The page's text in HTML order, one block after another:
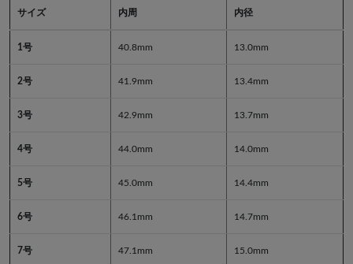
サイズ 内周 内径
1号 40.8mm 13.0mm
2号 41.9mm 13.4mm
3号 42.9mm 13.7mm
4号 44.0mm 14.0mm
5号 45.0mm 14.4mm
6号 46.1mm 14.7mm
7号 47.1mm 15.0mm